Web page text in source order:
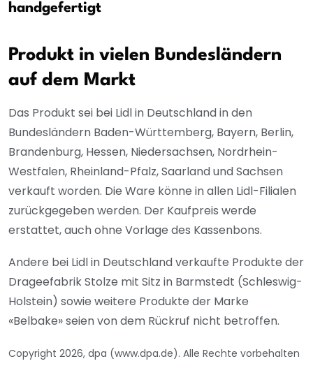
handgefertigt
Produkt in vielen Bundesländern
auf dem Markt
Das Produkt sei bei Lidl in Deutschland in den
Bundesländern Baden-Württemberg, Bayern, Berlin,
Brandenburg, Hessen, Niedersachsen, Nordrhein-
Westfalen, Rheinland-Pfalz, Saarland und Sachsen
verkauft worden. Die Ware könne in allen Lidl-Filialen
zurückgegeben werden. Der Kaufpreis werde
erstattet, auch ohne Vorlage des Kassenbons.
Andere bei Lidl in Deutschland verkaufte Produkte der
Drageefabrik Stolze mit Sitz in Barmstedt (Schleswig-
Holstein) sowie weitere Produkte der Marke
«Belbake» seien von dem Rückruf nicht betroffen.
Copyright 2026, dpa (www.dpa.de). Alle Rechte vorbehalten